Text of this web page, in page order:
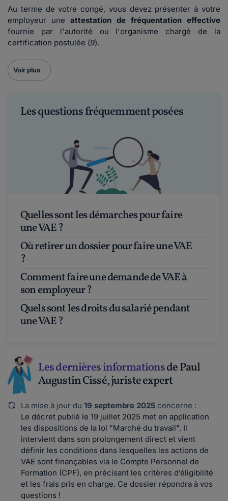
Au terme de votre congé, vous devez présenter à votre
employeur une attestation de fréquentation effective
fournie par l'autorité ou l'organisme chargé de la
certification postulée (9).
Voir plus
Les questions fréquemment posées
Quelles sont les démarches pour faire
une VAE ?
Où retirer un dossier pour faire une VAE
?
Comment faire une demande de VAE à
son employeur ?
Quels sont les droits du salarié pendant
une VAE ?
Les dernières informationsde Paul
Augustin Cissé, juriste expert
La mise à jour du 19 septembre 2025 concerne :
Le décret publié le 19 juillet 2025 met en application
les dispositions de la loi "Marché du travail". Il
intervient dans son prolongement direct et vient
définir les conditions dans lesquelles les actions de
VAE sont finançables via le Compte Personnel de
Formation (CPF), en précisant les critères d’éligibilité
et les frais pris en charge. Ce dossier répondra à vos
questions !